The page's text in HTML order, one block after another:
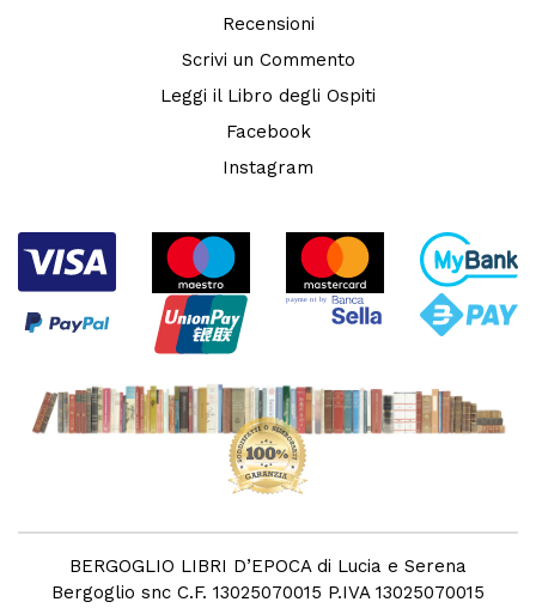
Recensioni
Scrivi un Commento
Leggi il Libro degli Ospiti
Facebook
Instagram
BERGOGLIO LIBRI D’EPOCA di Lucia e Serena
Bergoglio snc C.F. 13025070015 P.IVA 13025070015